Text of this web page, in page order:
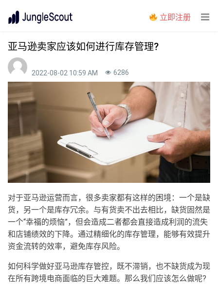
立即注册
亚马逊卖家应该如何进行库存管理?
2022-08-02 10:59 AM 6286
对于亚马逊运营而言，很多卖家都有这样的困境：一个是缺
货，另一个是库存冗余。与有货卖不出去相比，缺货固然是
一个“幸福的烦恼”，但会造成二者都会直接造成利润的流失
和店铺绩效的下降。通过精细化的库存管理，能够有效提升
资金流转的效率，避免库存风险。
如何科学做好亚马逊库存管控，既不滞销，也不缺货成为现
在所有跨境电商面临的巨大难题。那么我们应该怎么做呢?